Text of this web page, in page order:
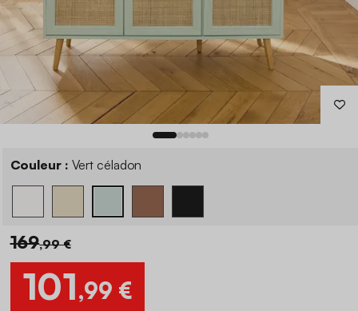
Couleur : Vert céladon
169,99 €
101,99 €